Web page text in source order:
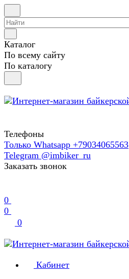
Каталог
По всему сайту
По каталогу
Телефоны
Только Whatsapp +79034065563
Telegram @imbiker_ru
Заказать звонок
0
0
0
Кабинет